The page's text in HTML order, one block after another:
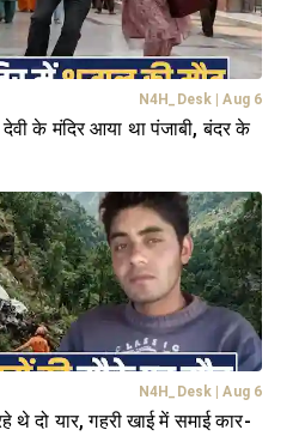
N4H_Desk Aug 6
के मंदिर आया था पंजाबी, बंदर के
N4H_Desk Aug 6
थे दो यार, गहरी खाई में समाई कार-